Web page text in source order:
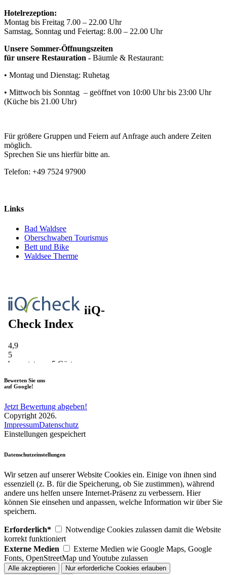
Hotelrezeption:
Montag bis Freitag 7.00 – 22.00 Uhr
Samstag, Sonntag und Feiertag: 8.00 – 22.00 Uhr
Unsere Sommer-Öffnungszeiten
für unsere Restauration - Bäumle & Restaurant:
• Montag und Dienstag: Ruhetag
• Mittwoch bis Sonntag – geöffnet von 10:00 Uhr bis 23:00 Uhr
(Küche bis 21.00 Uhr)
Für größere Gruppen und Feiern auf Anfrage auch andere Zeiten
möglich.
Sprechen Sie uns hierfür bitte an.
Telefon: +49 7524 97900
Links
Bad Waldsee
Oberschwaben Tourismus
Bett und Bike
Waldsee Therme
Bewerten Sie uns
auf Google!
Jetzt Bewertung abgeben!
Copyright 2026.
ImpressumDatenschutz
Einstellungen gespeichert
Datenschutzeinstellungen
Wir setzen auf unserer Website Cookies ein. Einige von ihnen sind
essenziell (z. B. für die Speicherung, ob Sie zustimmen), während
andere uns helfen unsere Internet-Präsenz zu verbessern. Hier
können Sie einsehen und anpassen, welche Information wir über Sie
speichern.
Erforderlich*
Notwendige Cookies zulassen damit die Website
korrekt funktioniert
Externe Medien
Externe Medien wie Google Maps, Google
Fonts, OpenStreetMap und Youtube zulassen